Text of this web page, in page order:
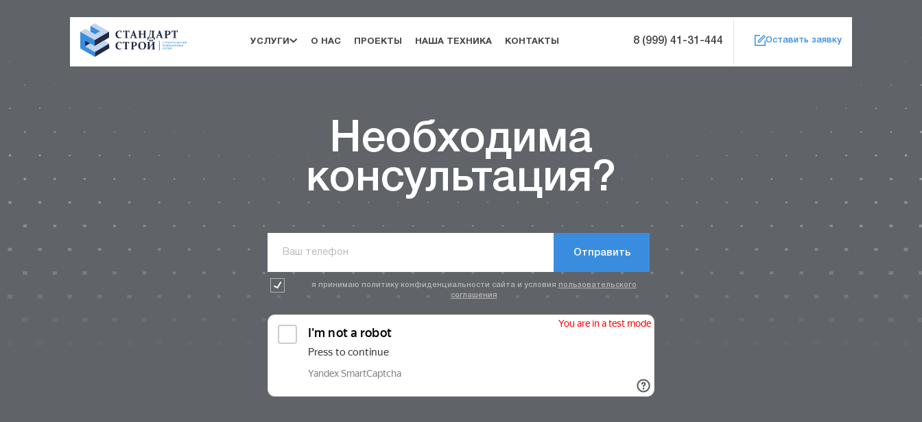
УСЛУГИ О НАС ПРОЕКТЫ НАША ТЕХНИКА КОНТАКТЫ 8 (999) 41-31-444 Оставить заявку
Необходима
консультация?
Отправить
я принимаю политику конфиденциальности сайта и условия пользовательского
соглашения